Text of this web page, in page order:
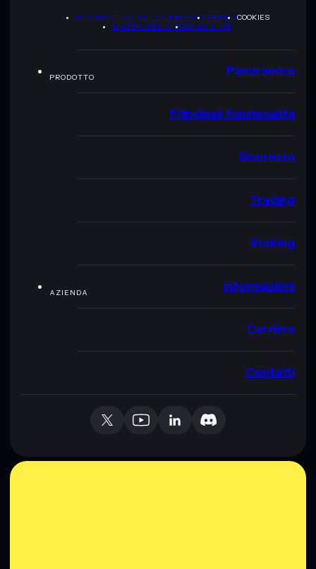
INFORMATIVA SULLA PRIVACYTERMSCOOKIES
MAPPA DEL SITOBRAND KIT
PRODOTTO Panoramica
Principali funzionalità
Sicurezza
Trading
Staking
AZIENDA Informazioni
Carriere
Contatti